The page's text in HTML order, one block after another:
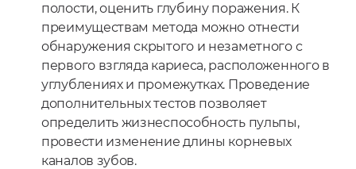
полости, оценить глубину поражения. К
преимуществам метода можно отнести
обнаружения скрытого и незаметного с
первого взгляда кариеса, расположенного в
углублениях и промежутках. Проведение
дополнительных тестов позволяет
определить жизнеспособность пульпы,
провести изменение длины корневых
каналов зубов.